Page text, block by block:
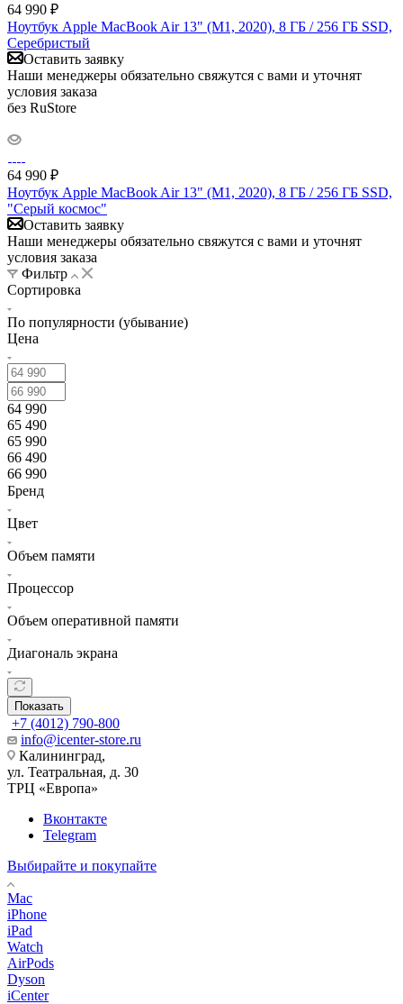
64 990 ₽
Ноутбук Apple MacBook Air 13" (M1, 2020), 8 ГБ / 256 ГБ SSD,
Серебристый
Оставить заявку
Наши менеджеры обязательно свяжутся с вами и уточнят
условия заказа
без RuStore
64 990 ₽
Ноутбук Apple MacBook Air 13" (M1, 2020), 8 ГБ / 256 ГБ SSD,
"Серый космос"
Оставить заявку
Наши менеджеры обязательно свяжутся с вами и уточнят
условия заказа
Фильтр
Сортировка
По популярности (убывание)
Цена
64 990
65 490
65 990
66 490
66 990
Бренд
Цвет
Объем памяти
Процессор
Объем оперативной памяти
Диагональ экрана
Показать
+7 (4012) 790-800
info@icenter-store.ru
Калининград,
ул. Театральная, д. 30
ТРЦ «Европа»
Вконтакте
Telegram
Выбирайте и покупайте
Mac
iPhone
iPad
Watch
AirPods
Dyson
iCenter